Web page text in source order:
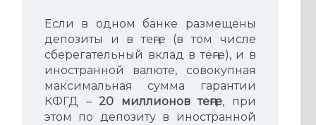
Если в одном банке размещены
депозиты и в теңге (в том числе
сберегательный вклад в теңге), и в
иностранной валюте, совокупная
максимальная сумма гарантии
КФГД –20 миллионов теңге, при
этом по депозиту в иностранной